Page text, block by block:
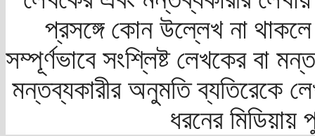
প্রসঙ্গে কোন উল্লেখ না
সম্পূর্ণভাবে সংশ্লিষ্ট লেখকের বা
মন্তব্যকারীর অনুমতি ব্যতিরেকে
ধরনের মিডিয়ায়